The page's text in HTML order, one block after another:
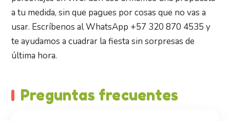
a tu medida, sin que pagues por cosas que no vas a
usar. Escríbenos al WhatsApp +57 320 870 4535 y
te ayudamos a cuadrar la fiesta sin sorpresas de
última hora.
Preguntas frecuentes